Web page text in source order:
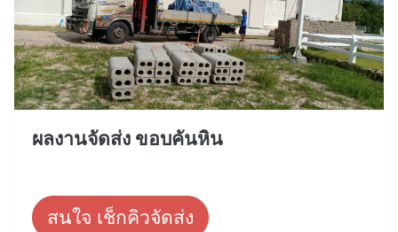
ผลงานจัดส่ง ขอบคันหิน
สนใจ เช็กคิวจัดส่ง